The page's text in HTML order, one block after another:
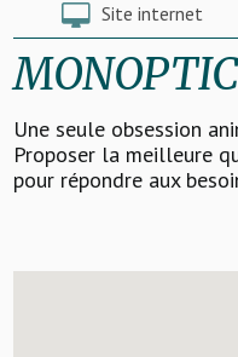
Site internet
Une seule obsession
Proposer la meilleure
pour répondre aux